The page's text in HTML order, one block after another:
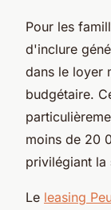
Pour les
d'inclure
dans le loyer
budgétaire.
moins de 20
privilégiant la
Le leasing